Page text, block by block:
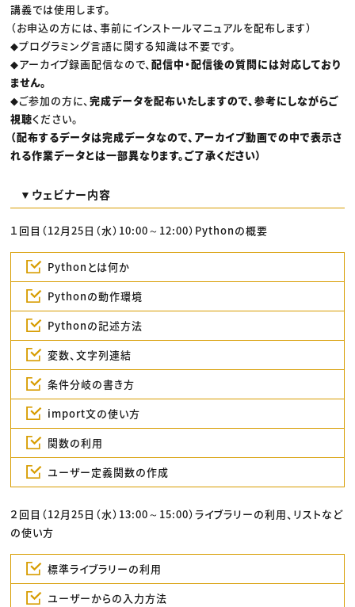
講義では使用します。
（お申込の方には、事前にインストールマニュアルを配布します）
◆プログラミング言語に関する知識は不要です。
◆アーカイブ録画配信なので、配信中・配信後の質問には対応しており
ません。
◆ご参加の方に、完成データを配布いたしますので、参考にしながらご
視聴ください。
（配布するデータは完成データなので、アーカイブ動画での中で表示さ
れる作業データとは一部異なります。ご了承ください）
▼ウェビナー内容
１回目（12月25日（水）10:00～12:00）Pythonの概要
Pythonとは何か
Pythonの動作環境
Pythonの記述方法
変数、文字列連結
条件分岐の書き方
import文の使い方
関数の利用
ユーザー定義関数の作成
２回目（12月25日（水）13:00～15:00）ライブラリーの利用、リストなど
の使い方
標準ライブラリーの利用
ユーザーからの入力方法